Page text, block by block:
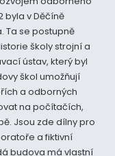
byla v Děčíně
Ta se postupně
školy strojní a
ústav, který byl
škol umožňují
a odborných
na počítačích,
Jsou zde dílny pro
a fiktivní
budova má vlastní